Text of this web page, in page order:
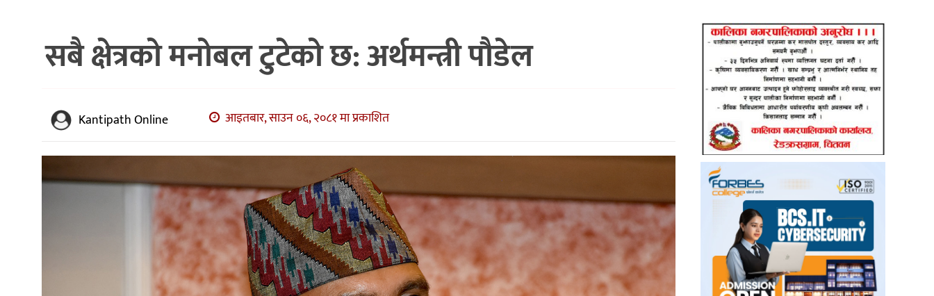
सबै क्षेत्रको मनोबल टुटेको छ: अर्थमन्त्री पौडेल
Kantipath Online आइतबार, साउन ०६, २०८१ मा प्रकाशित